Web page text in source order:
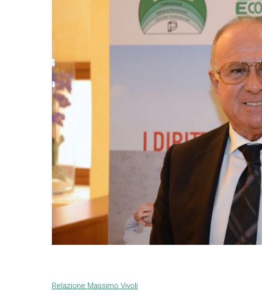
Relazione Massimo Vivoli